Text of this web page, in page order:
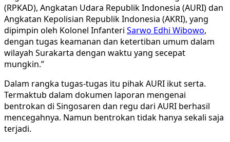
(RPKAD), Angkatan Udara Republik Indonesia (AURI) dan
Angkatan Kepolisian Republik Indonesia (AKRI), yang
dipimpin oleh Kolonel Infanteri Sarwo Edhi Wibowo,
dengan tugas keamanan dan ketertiban umum dalam
wilayah Surakarta dengan waktu yang secepat
mungkin.”
Dalam rangka tugas-tugas itu pihak AURI ikut serta.
Termaktub dalam dokumen laporan mengenai
bentrokan di Singosaren dan regu dari AURI berhasil
mencegahnya. Namun bentrokan tidak hanya sekali saja
terjadi.